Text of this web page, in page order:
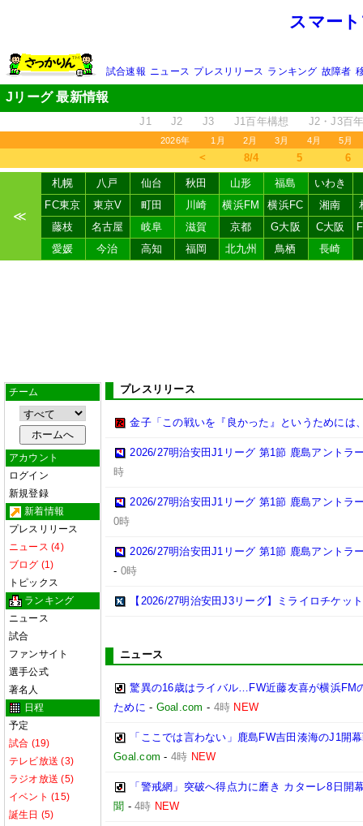
スマー
試合速報 ニュース プレスリリース ランキング 故障者
Jリーグ 最新情報
J1 J2 J3 J1百年構想 J2・J3百
2026年 1月 2月 3月 4月 5月
＜ 8/4 5 6
≪
札幌 八戸 仙台 秋田 山形 福島
いわき
FC東京
東京V 町田 川崎 横浜FM 横浜FC 湘南
藤枝
名古屋 岐阜 滋賀 京都 G大阪 C大阪
愛媛
今治 高知 福岡 北九州 鳥栖 長崎
チーム
アカウント
ログイン
新規登録
新着情報
プレスリリース
ニュース (4)
ブログ (1)
トピックス
ランキング
ニュース
試合
ファンサイト
選手公式
著名人
日程
予定
試合 (19)
テレビ放送 (3)
ラジオ放送 (5)
イベント (15)
誕生日 (5)
プレスリリース
金子「この戦いを『良かった』というためには
2026/27明治安田J1リーグ 第1節 鹿島アントラ
時
2026/27明治安田J1リーグ 第1節 鹿島アントラ
0時
2026/27明治安田J1リーグ 第1節 鹿島アントラ
- 0時
【2026/27明治安田J3リーグ】ミライロチケッ
ニュース
驚異の16歳はライバル…FW近藤友喜が横浜FM
ために - Goal.com - 4時 NEW
「ここでは言わない」鹿島FW吉田湊海のJ1開
Goal.com - 4時 NEW
「警戒網」突破へ得点力に磨き カターレ8日開
聞 -4時 NEW